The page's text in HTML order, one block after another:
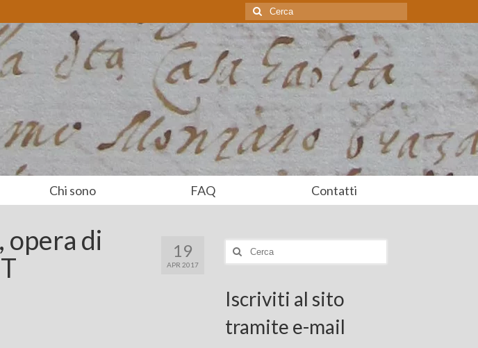
Cerca:
Chi sono FAQ Contatti
19
APR 2017
opera di
Cerca:
Iscriviti al sito
tramite e-mail